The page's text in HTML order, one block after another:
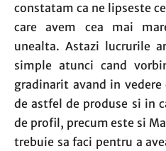
constatam ca ne lipseste
care avem cea mai
unealta. Astazi lucrurile
simple atunci cand
gradinarit avand in
de astfel de produse si in
de profil, precum este si
trebuie sa faci pentru a